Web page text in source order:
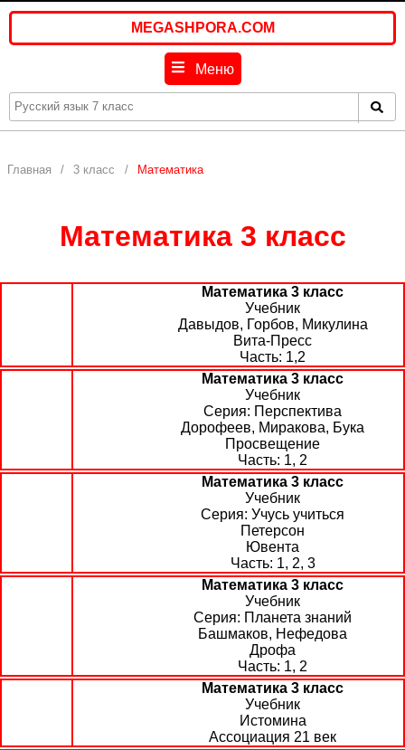
MEGASHPORA.COM
Меню
Главная 3 класс Математика
Математика 3 класс
Математика 3 класс
Учебник
Давыдов, Горбов, Микулина
Вита-Пресс
1,2
Математика 3 класс
Учебник
Перспектива
Дорофеев, Миракова, Бука
Просвещение
1, 2
Математика 3 класс
Учебник
Учусь учиться
Петерсон
Ювента
1, 2, 3
Математика 3 класс
Учебник
Планета знаний
Башмаков, Нефедова
Дрофа
1, 2
Математика 3 класс
Учебник
Истомина
Ассоциация 21 век